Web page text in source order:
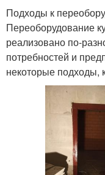
Подходы к
Переоборудование
реализовано по-
потребностей и
некоторые подходы,